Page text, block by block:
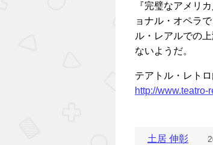
『完璧なアメリ
ョナル・オペラ
ル・レアルでの
ないようだ。
テアトル・レト
http://www.teatro-
土居 伸彰